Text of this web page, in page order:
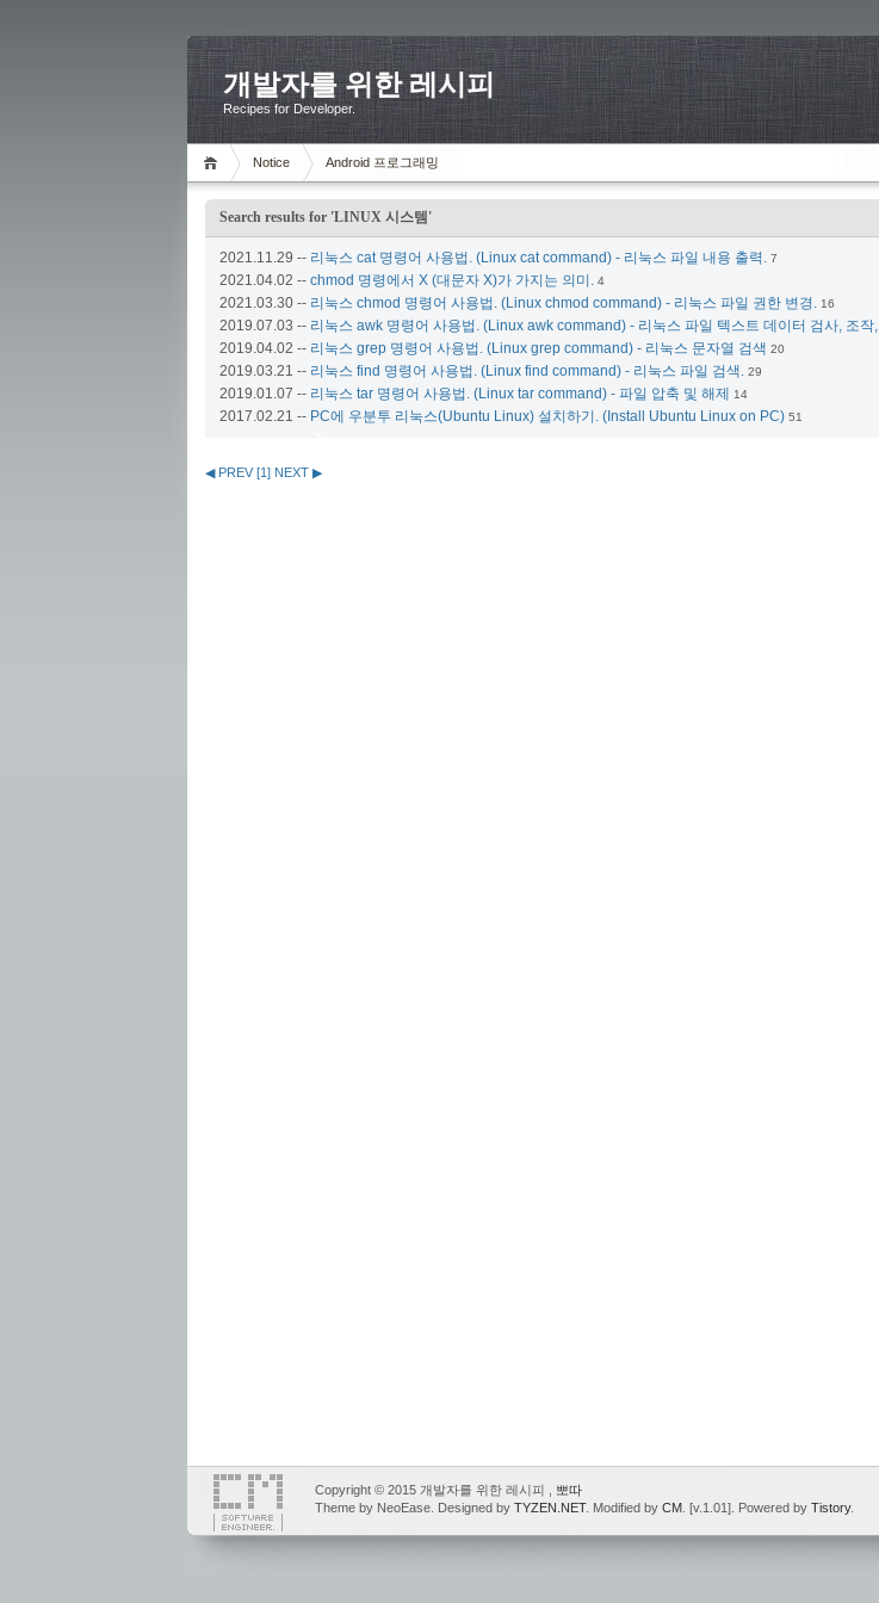
개발자를 위한 레시피
Recipes for Developer.
Notice Android 프로그래밍
Search results for 'LINUX 시스템'
2021.11.29 -- 리눅스 cat 명령어 사용법. (Linux cat command) - 리눅스 파일 내용 출력. 7
2021.04.02 -- chmod 명령에서 X (대문자 X)가 가지는 의미. 4
2021.03.30-- 리눅스 chmod 명령어 사용법. (Linux chmod command) - 리눅스 파일 권한 변경. 16
2019.07.03 -- 리눅스 awk 명령어 사용법. (Linux awk command) - 리눅스 파일 텍스트 데이터 검사, 조작
2019.04.02 -- 리눅스 grep 명령어 사용법. (Linux grep command) - 리눅스 문자열 검색 20
2019.03.21 -- 리눅스 find 명령어 사용법. (Linux find command) - 리눅스 파일 검색. 29
2019.01.07 -- 리눅스 tar 명령어 사용법. (Linux tar command) - 파일 압축 및 해제 14
2017.02.21 -- PC에 우분투 리눅스(Ubuntu Linux) 설치하기. (Install Ubuntu Linux on PC) 51
◀ PREV [1] NEXT ▶
Copyright © 2015 개발자를 위한 레시피 ,
뽀따
Theme by NeoEase. Designed by TYZEN.NET. Modified by CM. [v.1.01]. Powered by Tistory.